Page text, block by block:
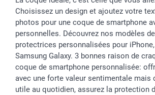
Tous les évènements
Statut de ma commande
smarfriends
smartgarantie
smartbonus
Choisissez un design et ajoutez votre
photos pour une coque de smartphone
personnelles. Découvrez nos modèles
protectrices personnalisées pour
Samsung Galaxy. 3 bonnes raison de
coque de smartphone personnalisée:
avec une forte valeur sentimentale mais
utile au quotidien, assurez la protection